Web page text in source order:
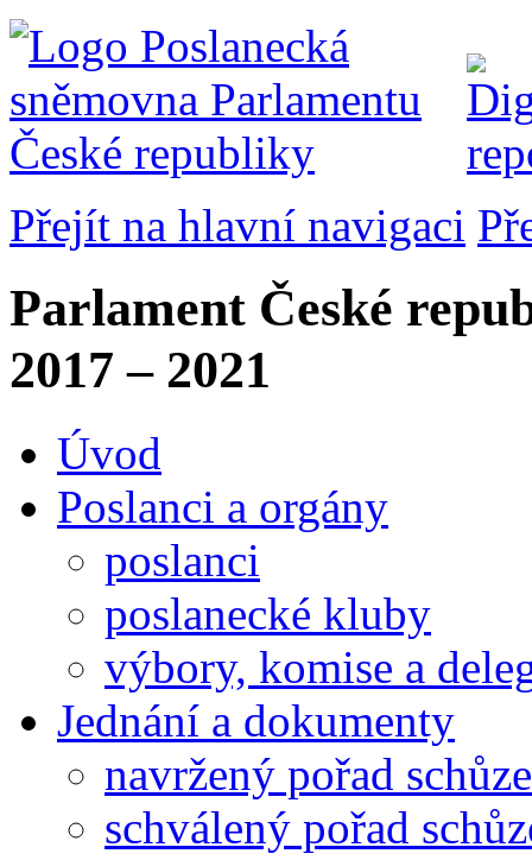
Přejít na hlavní navigaci
Parlament České
2017 – 2021
Úvod
Poslanci a orgány
poslanci
poslanecké kluby
výbory, komise a
Jednání a dokumenty
navržený pořad schůze
schválený pořad